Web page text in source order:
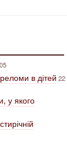
в дітей 22
у якого